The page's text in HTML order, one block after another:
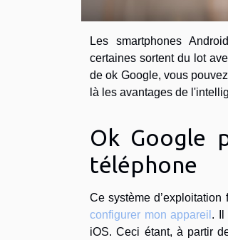
Les smartphones
certaines sortent du lot
de ok Google, vous
là les avantages de
Ok Google
téléphone
Ce système
configurer mon appareil . Il
iOS. Ceci étant, à partir